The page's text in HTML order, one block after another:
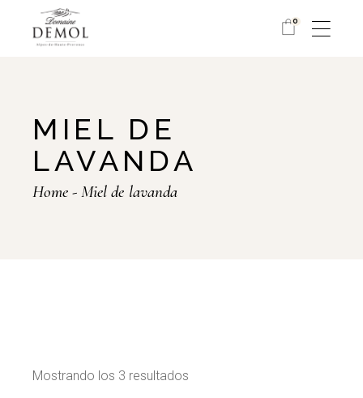
content
0
MIEL DE
LAVANDA
Home Miel de lavanda
Mostrando los 3 resultados